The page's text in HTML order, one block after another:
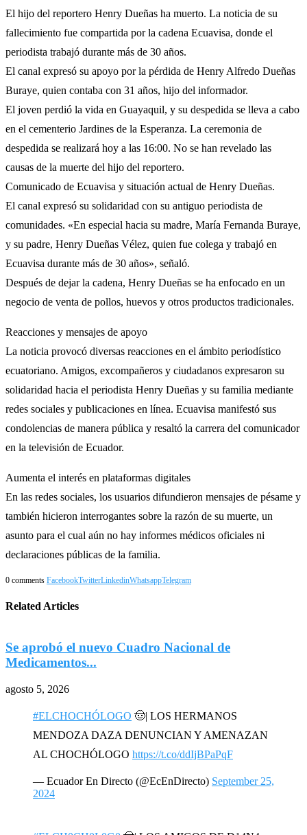
El hijo del reportero Henry Dueñas ha muerto. La noticia de su
fallecimiento fue compartida por la cadena Ecuavisa, donde el
periodista trabajó durante más de 30 años.
El canal expresó su apoyo por la pérdida de Henry Alfredo Dueñas
Buraye, quien contaba con 31 años, hijo del informador.
El joven perdió la vida en Guayaquil, y su despedida se lleva a cabo
en el cementerio Jardines de la Esperanza. La ceremonia de
despedida se realizará hoy a las 16:00. No se han revelado las
causas de la muerte del hijo del reportero.
Comunicado de Ecuavisa y situación actual de Henry Dueñas.
El canal expresó su solidaridad con su antiguo periodista de
comunidades. «En especial hacia su madre, María Fernanda Buraye,
y su padre, Henry Dueñas Vélez, quien fue colega y trabajó en
Ecuavisa durante más de 30 años», señaló.
Después de dejar la cadena, Henry Dueñas se ha enfocado en un
negocio de venta de pollos, huevos y otros productos tradicionales.
Reacciones y mensajes de apoyo
La noticia provocó diversas reacciones en el ámbito periodístico
ecuatoriano. Amigos, excompañeros y ciudadanos expresaron su
solidaridad hacia el periodista Henry Dueñas y su familia mediante
redes sociales y publicaciones en línea. Ecuavisa manifestó sus
condolencias de manera pública y resaltó la carrera del comunicador
en la televisión de Ecuador.
Aumenta el interés en plataformas digitales
En las redes sociales, los usuarios difundieron mensajes de pésame y
también hicieron interrogantes sobre la razón de su muerte, un
asunto para el cual aún no hay informes médicos oficiales ni
declaraciones públicas de la familia.
0 comments FacebookTwitterLinkedinWhatsappTelegram
Related Articles
Se aprobó el nuevo Cuadro Nacional de
Medicamentos...
agosto 5, 2026
#ELCHOCHÓLOGO 🤠| LOS HERMANOS
MENDOZA DAZA DENUNCIAN Y AMENAZAN
AL CHOCHÓLOGO https://t.co/ddIjBPaPqF
— Ecuador En Directo (@EcEnDirecto) September 25,
2024